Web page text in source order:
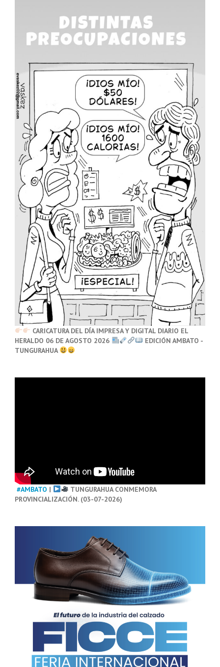
CARICATURA DEL DÍA IMPRESA Y DIGITAL DIARIO EL
HERALDO 06 DE AGOSTO 2026
EDICIÓN AMBATO -
TUNGURAHUA
#AMBATO |
TUNGURAHUA CONMEMORA
PROVINCIALIZACIÓN. (03-07-2026)